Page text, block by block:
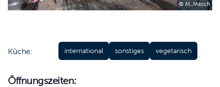
© M. Masch
Küche: international sonstiges vegetarisch
Öffnungszeiten: